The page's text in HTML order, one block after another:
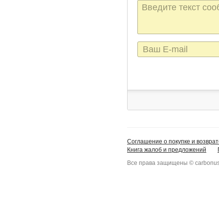
Текст
сообщения
E-
mail
Соглашение о покупке и
Книга жалоб и предложений
Все права защищены ©